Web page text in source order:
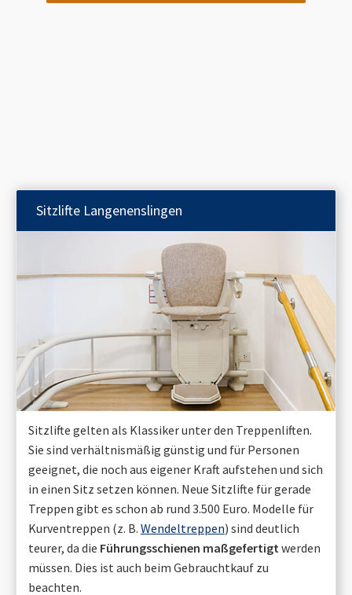
Sitzlifte Langenenslingen
Sitzlifte gelten als Klassiker unter den Treppenliften.
Sie sind verhältnismäßig günstig und für Personen
geeignet, die noch aus eigener Kraft aufstehen und sich
in einen Sitz setzen können. Neue Sitzlifte für gerade
Treppen gibt es schon ab rund 3.500 Euro. Modelle für
Kurventreppen (z. B. Wendeltreppen) sind deutlich
teurer, da die Führungsschienen maßgefertigt werden
müssen. Dies ist auch beim Gebrauchtkauf zu
beachten.